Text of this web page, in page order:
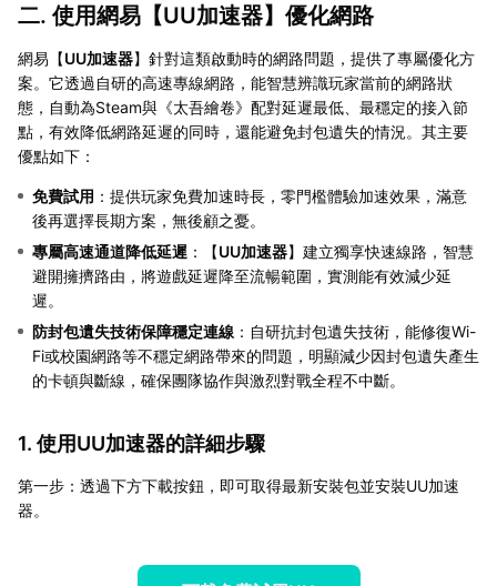
二. 使用網易【UU加速器】優化網路
網易【UU加速器】針對這類啟動時的網路問題，提供了專屬優化方
案。它透過自研的高速專線網路，能智慧辨識玩家當前的網路狀
態，自動為Steam與《太吾繪卷》配對延遲最低、最穩定的接入節
點，有效降低網路延遲的同時，還能避免封包遺失的情況。其主要
優點如下：
免費試用 ：提供玩家免費加速時長，零門檻體驗加速效果，滿意
後再選擇長期方案，無後顧之憂。
專屬高速通道降低延遲 ：【UU加速器】建立獨享快速線路，智慧
避開擁擠路由，將遊戲延遲降至流暢範圍，實測能有效減少延
遲。
防封包遺失技術保障穩定連線 ：自研抗封包遺失技術，能修復Wi-
Fi或校園網路等不穩定網路帶來的問題，明顯減少因封包遺失產生
的卡頓與斷線，確保團隊協作與激烈對戰全程不中斷。
1. 使用UU加速器的詳細步驟
第一步：透過下方下載按鈕，即可取得最新安裝包並安裝UU加速
器。